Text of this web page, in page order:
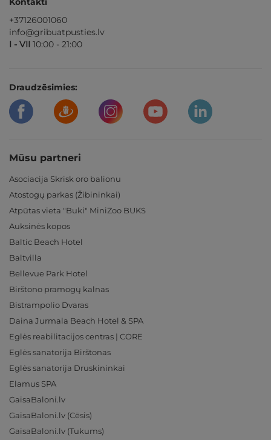
+37126001060
info@gribuatpusties.lv
I - VII 10:00 - 21:00
Draudzēsimies:
Mūsu partneri
Asociacija Skrisk oro balionu
Atostogų parkas (Žibininkai)
Atpūtas vieta "Buki" MiniZoo BUKS
Auksinės kopos
Baltic Beach Hotel
Baltvilla
Bellevue Park Hotel
Birštono pramogų kalnas
Bistrampolio Dvaras
Daina Jurmala Beach Hotel & SPA
Eglės reabilitacijos centras | CORE
Eglės sanatorija Birštonas
Eglės sanatorija Druskininkai
Elamus SPA
GaisaBaloni.lv
GaisaBaloni.lv (Cēsis)
GaisaBaloni.lv (Tukums)